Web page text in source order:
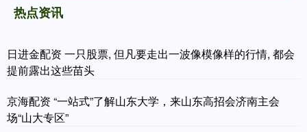
热点资讯
日进金配资 一只股票, 但凡要走出一波像模像样的行情, 都会
提前露出这些苗头
京海配资 “一站式”了解山东大学，来山东高招会济南主会
场“山大专区”